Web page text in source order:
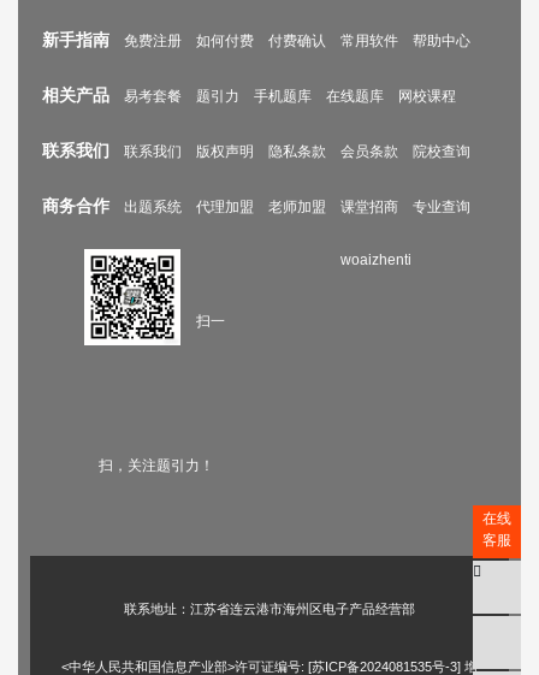
新手指南 免费注册 如何付费 付费确认 常用软件 帮助中心
相关产品 易考套餐 题引力 手机题库 在线题库 网校课程
联系我们 联系我们 版权声明 隐私条款 会员条款 院校查询
商务合作 出题系统 代理加盟 老师加盟 课堂招商 专业查询
扫一
扫，关注题引力！
woaizhenti
联系地址：江苏省连云港市海州区电子产品经营部
<中华人民共和国信息产业部>许可证编号: [苏ICP备2024081535号-3] 增
在线
客服